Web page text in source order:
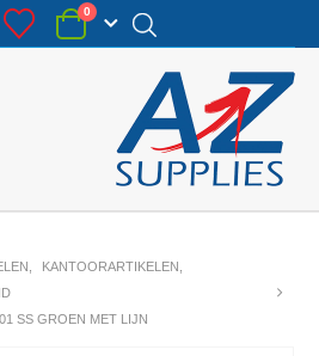
0
KANTOORARTIKELEN
SS GROEN MET LIJN